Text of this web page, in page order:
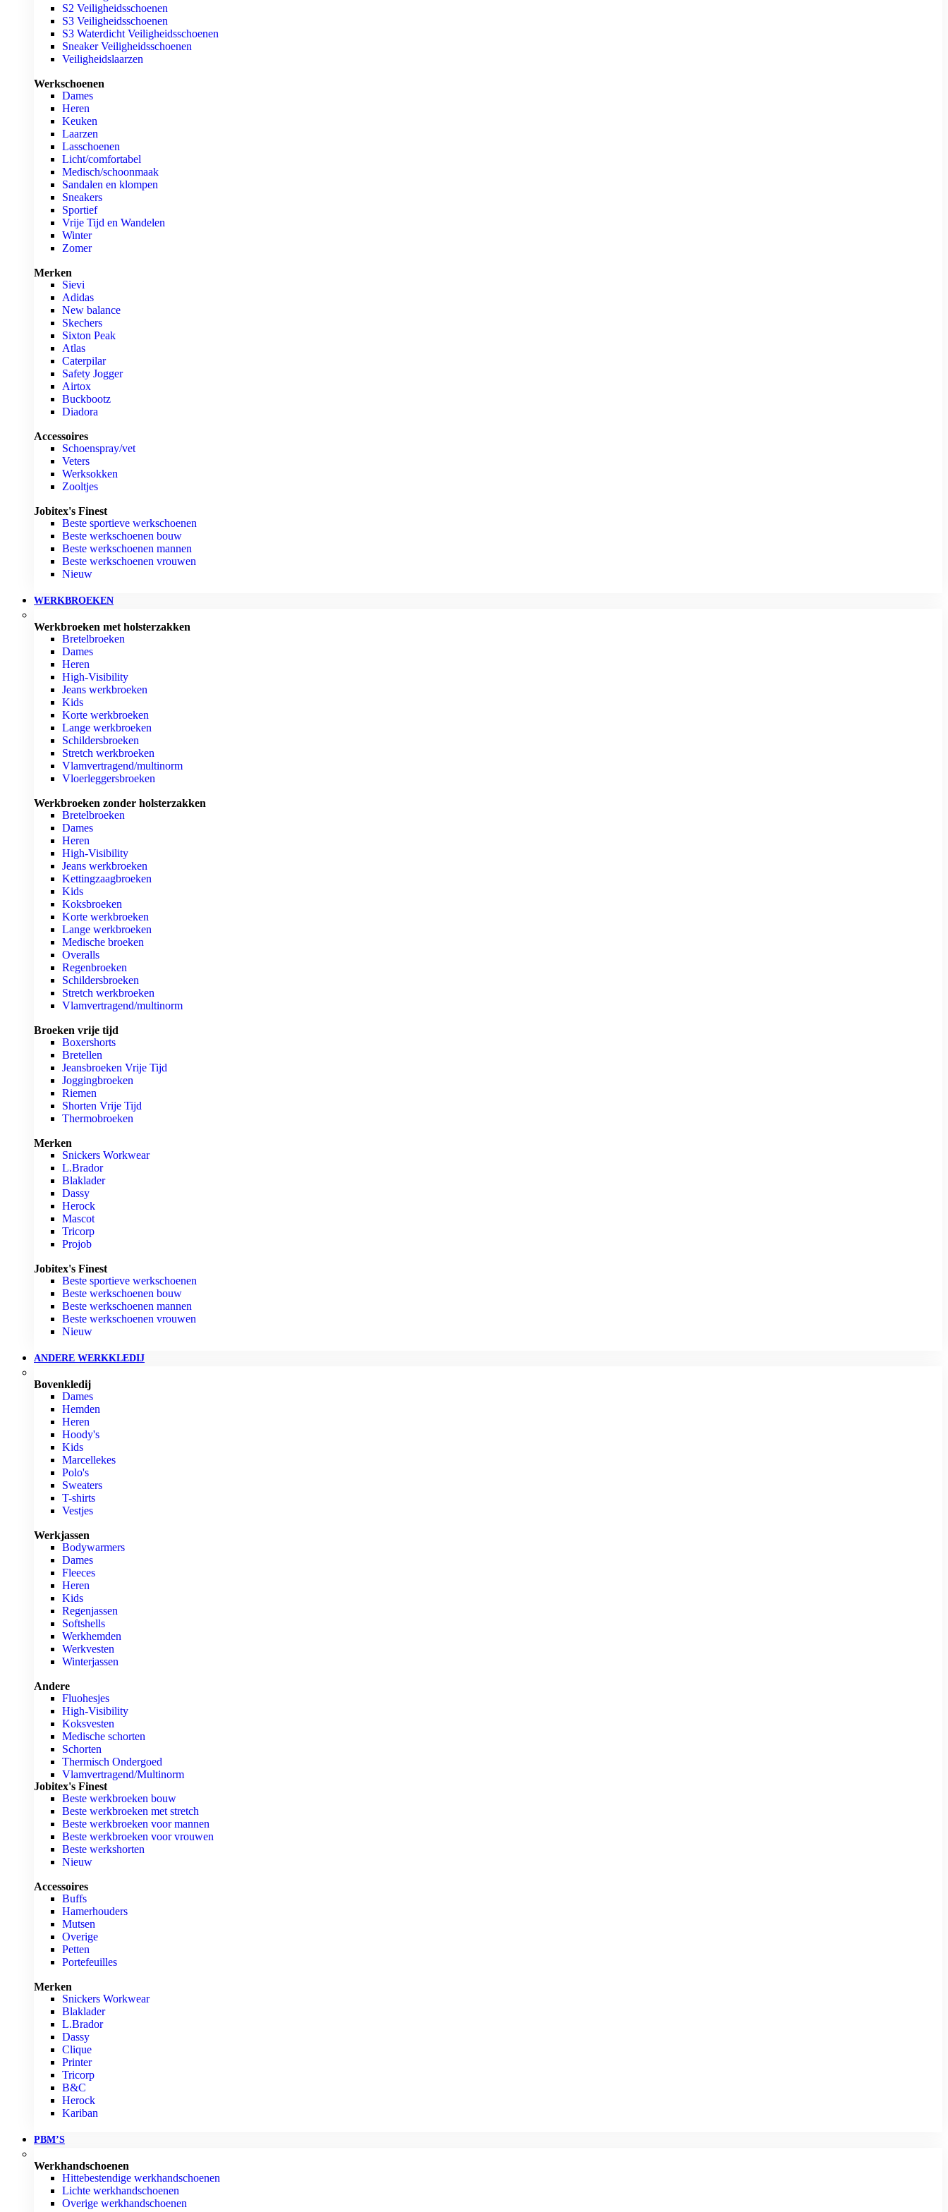
S2 Veiligheidsschoenen
S3 Veiligheidsschoenen
S3 Waterdicht Veiligheidsschoenen
Sneaker Veiligheidsschoenen
Veiligheidslaarzen
Werkschoenen
Dames
Heren
Keuken
Laarzen
Lasschoenen
Licht/comfortabel
Medisch/schoonmaak
Sandalen en klompen
Sneakers
Sportief
Vrije Tijd en Wandelen
Winter
Zomer
Merken
Sievi
Adidas
New balance
Skechers
Sixton Peak
Atlas
Caterpilar
Safety Jogger
Airtox
Buckbootz
Diadora
Accessoires
Schoenspray/vet
Veters
Werksokken
Zooltjes
Jobitex's Finest
Beste sportieve werkschoenen
Beste werkschoenen bouw
Beste werkschoenen mannen
Beste werkschoenen vrouwen
Nieuw
WERKBROEKEN
Werkbroeken met holsterzakken
Bretelbroeken
Dames
Heren
High-Visibility
Jeans werkbroeken
Kids
Korte werkbroeken
Lange werkbroeken
Schildersbroeken
Stretch werkbroeken
Vlamvertragend/multinorm
Vloerleggersbroeken
Werkbroeken zonder holsterzakken
Bretelbroeken
Dames
Heren
High-Visibility
Jeans werkbroeken
Kettingzaagbroeken
Kids
Koksbroeken
Korte werkbroeken
Lange werkbroeken
Medische broeken
Overalls
Regenbroeken
Schildersbroeken
Stretch werkbroeken
Vlamvertragend/multinorm
Broeken vrije tijd
Boxershorts
Bretellen
Jeansbroeken Vrije Tijd
Joggingbroeken
Riemen
Shorten Vrije Tijd
Thermobroeken
Merken
Snickers Workwear
L.Brador
Blaklader
Dassy
Herock
Mascot
Tricorp
Projob
Jobitex's Finest
Beste sportieve werkschoenen
Beste werkschoenen bouw
Beste werkschoenen mannen
Beste werkschoenen vrouwen
Nieuw
ANDERE WERKKLEDIJ
Bovenkledij
Dames
Hemden
Heren
Hoody's
Kids
Marcellekes
Polo's
Sweaters
T-shirts
Vestjes
Werkjassen
Bodywarmers
Dames
Fleeces
Heren
Kids
Regenjassen
Softshells
Werkhemden
Werkvesten
Winterjassen
Andere
Fluohesjes
High-Visibility
Koksvesten
Medische schorten
Schorten
Thermisch Ondergoed
Vlamvertragend/Multinorm
Jobitex's Finest
Beste werkbroeken bouw
Beste werkbroeken met stretch
Beste werkbroeken voor mannen
Beste werkbroeken voor vrouwen
Beste werkshorten
Nieuw
Accessoires
Buffs
Hamerhouders
Mutsen
Overige
Petten
Portefeuilles
Merken
Snickers Workwear
Blaklader
L.Brador
Dassy
Clique
Printer
Tricorp
B&C
Herock
Kariban
PBM’S
Werkhandschoenen
Hittebestendige werkhandschoenen
Lichte werkhandschoenen
Overige werkhandschoenen